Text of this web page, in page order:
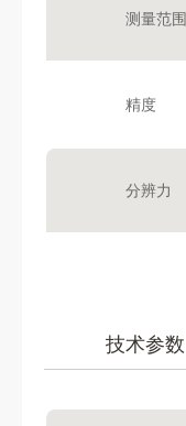
测量范围
精度
分辨力
技术参数